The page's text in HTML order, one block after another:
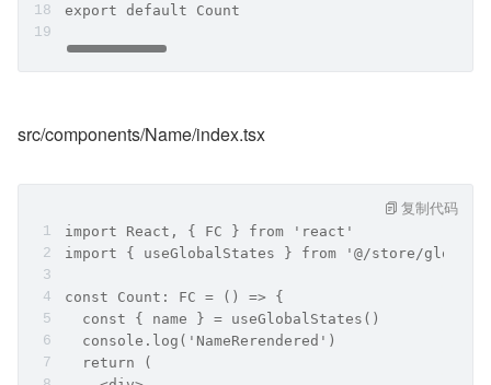
export default Count
src/components/Name/index.tsx
import React, { FC } from 'react'
import { useGlobalStates } from '@/store/
const Count: FC = () => {
  const { name } = useGlobalStates()
  console.log('NameRerendered')
  return (
复制代码